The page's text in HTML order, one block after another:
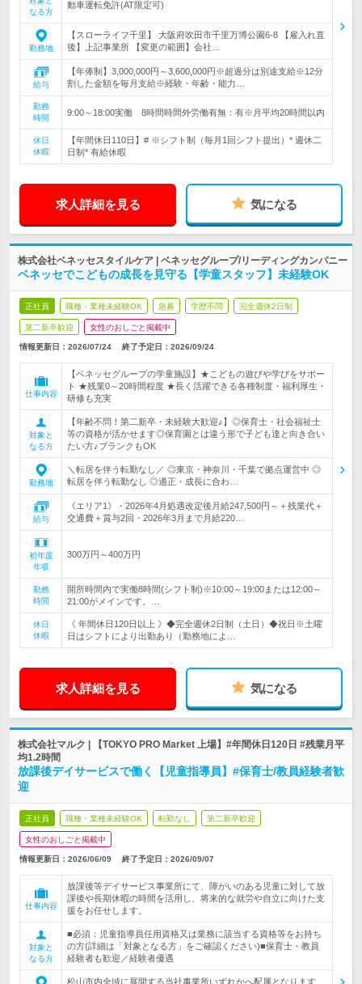
なる方
動車運転免許(AT限定可)
勤務地
【スローライフ千里】 大阪府吹田市千里万博公園6-8 【雇入れ直
後】上記事業所 【変更の範囲】会社…
給与
【年俸制】3,000,000円～3,600,000円※超過分は別途支給※12分
割した金額を毎月支給※経験・年齢・能力…
勤務
時間
9:00～18:00実働 8時間時間外労働有無：有※月平均20時間以内
休日
休暇
【年間休日110日】# ※シフト制（毎月1回シフト提出）* 週休二
日制* 有給休暇
求人詳細を見る 気になる
株式会社ベネッセスタイルケア | ベネッセグループ/リーディングカンパニー
ベネッセでこどもの成長を見守る【学童スタッフ】未経験OK
正社員 職種・業種未経験OK 急募 学歴不問 完全週休2日制
第二新卒歓迎 女性のおしごと掲載中
情報更新日：2026/07/24 終了予定日： 2026/09/24
仕事内容
【ベネッセグループの学童施設】★こどもの遊びや学びをサポー
ト ★残業0～20時間程度 ★長く活躍できる各種制度・福利厚生・
研修も充実
対象と
なる方
【年齢不問！第二新卒・未経験大歓迎♪】◎保育士・社会福祉士
等の資格が活かせます◎保育園とは違う形で子ども達と向き合い
たい方♪ブランクもOK
勤務地
＼転居を伴う転勤なし／ ◎東京・神奈川・千葉で拠点運営中 ◎
転居を伴う転勤なし ◎適正・成長に合わ…
給与
《エリア1》・2026年4月処遇改定後月給247,500円～＋残業代＋
交通費＋賞与2回・2026年3月まで月給220…
初年度
年収
300万円～400万円
勤務
時間
開所時間内で実働8時間(シフト制)※10:00～19:00または12:00～
21:00がメインです。…
休日
休暇
《 年間休日120日以上 》◆完全週休2日制（土日）◆祝日※土曜
日はシフトにより出勤あり（勤務地によ…
求人詳細を見る 気になる
株式会社マルク | 【TOKYO PRO Market 上場】#年間休日120日 #残業月平
均1.2時間
放課後デイサービスで働く【児童指導員】#保育士/教員経験者歓
迎
正社員 職種・業種未経験OK 転勤なし 第二新卒歓迎
女性のおしごと掲載中
情報更新日：2026/06/09 終了予定日： 2026/09/07
仕事内容
放課後等デイサービス事業所にて、障がいのある児童に対して放
課後や長期休暇の時間を活用し、将来的な就労や自立に向けた支
援をお任せします。
対象と
なる方
■必須：児童指導員任用資格又は業務に該当する資格等をお持ち
の方(詳細は「対象となる方」をご確認ください)■保育士・教員
経験者も歓迎／経験者優遇
松山市内全域に展開する当社事業所いずれかへ配属となります。